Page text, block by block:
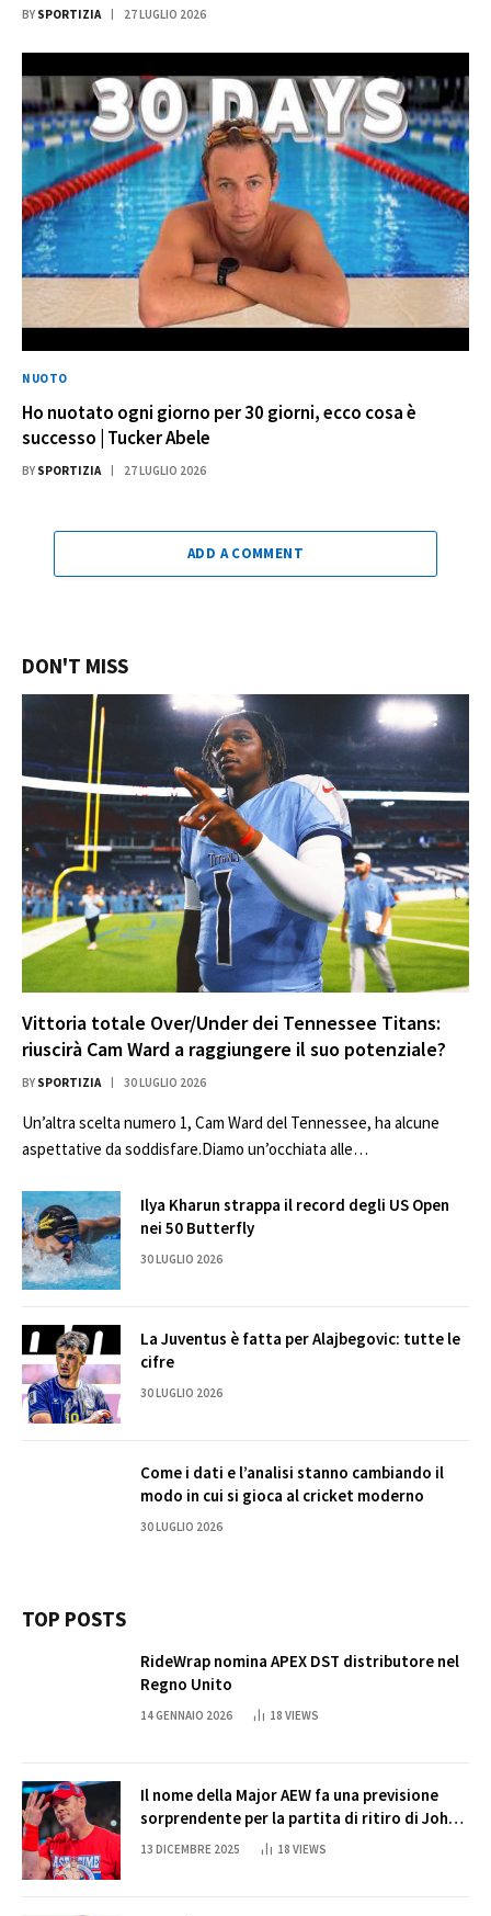
BY SPORTIZIA 27 LUGLIO 2026
NUOTO
Ho nuotato ogni giorno per 30 giorni, ecco cosa è
successo | Tucker Abele
BY SPORTIZIA 27 LUGLIO 2026
ADD A COMMENT
DON'T MISS
Vittoria totale Over/Under dei Tennessee Titans:
riuscirà Cam Ward a raggiungere il suo potenziale?
BY SPORTIZIA 30 LUGLIO 2026
Un’altra scelta numero 1, Cam Ward del Tennessee, ha alcune
aspettative da soddisfare.Diamo un’occhiata alle…
Ilya Kharun strappa il record degli US Open
nei 50 Butterfly
30 LUGLIO 2026
La Juventus è fatta per Alajbegovic: tutte le
cifre
30 LUGLIO 2026
Come i dati e l’analisi stanno cambiando il
modo in cui si gioca al cricket moderno
30 LUGLIO 2026
TOP POSTS
RideWrap nomina APEX DST distributore nel
Regno Unito
14 GENNAIO 2026 18 VIEWS
Il nome della Major AEW fa una previsione
sorprendente per la partita di ritiro di John
Cena
13 DICEMBRE 2025 18 VIEWS